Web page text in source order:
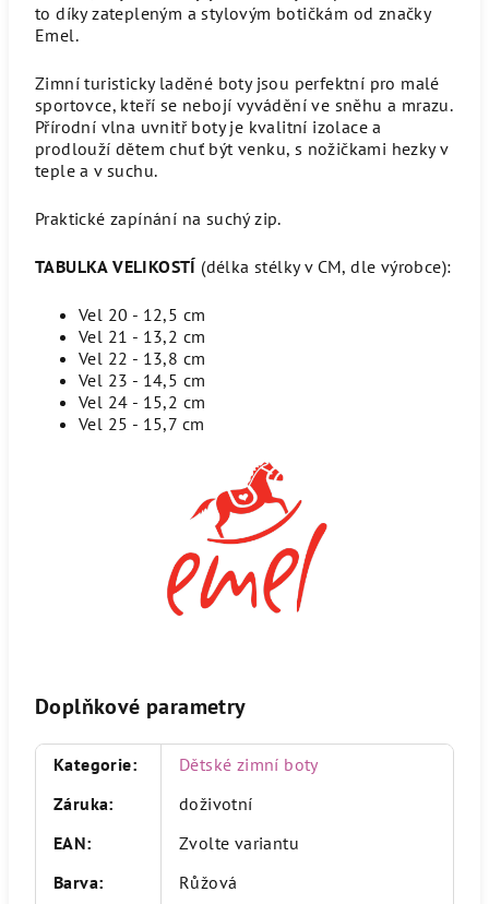
to díky zatepleným a stylovým botičkám od značky
Emel.
Zimní turisticky laděné boty jsou perfektní pro malé
sportovce, kteří se nebojí vyvádění ve sněhu a mrazu.
Přírodní vlna uvnitř boty je kvalitní izolace a
prodlouží dětem chuť být venku, s nožičkami hezky v
teple a v suchu.
Praktické zapínání na suchý zip.
TABULKA VELIKOSTÍ (délka stélky v CM, dle výrobce):
Vel 20 - 12,5 cm
Vel 21 - 13,2 cm
Vel 22 - 13,8 cm
Vel 23 - 14,5 cm
Vel 24 - 15,2 cm
Vel 25 - 15,7 cm
Doplňkové parametry
Kategorie:
Dětské zimní boty
Záruka:
doživotní
EAN:
Zvolte variantu
Barva: Růžová